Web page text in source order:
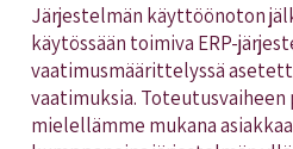
Järjestelmän käyttöönoton
käytössään toimiva ERP-
vaatimusmäärittelyssä
vaatimuksia.
mielellämme mukana